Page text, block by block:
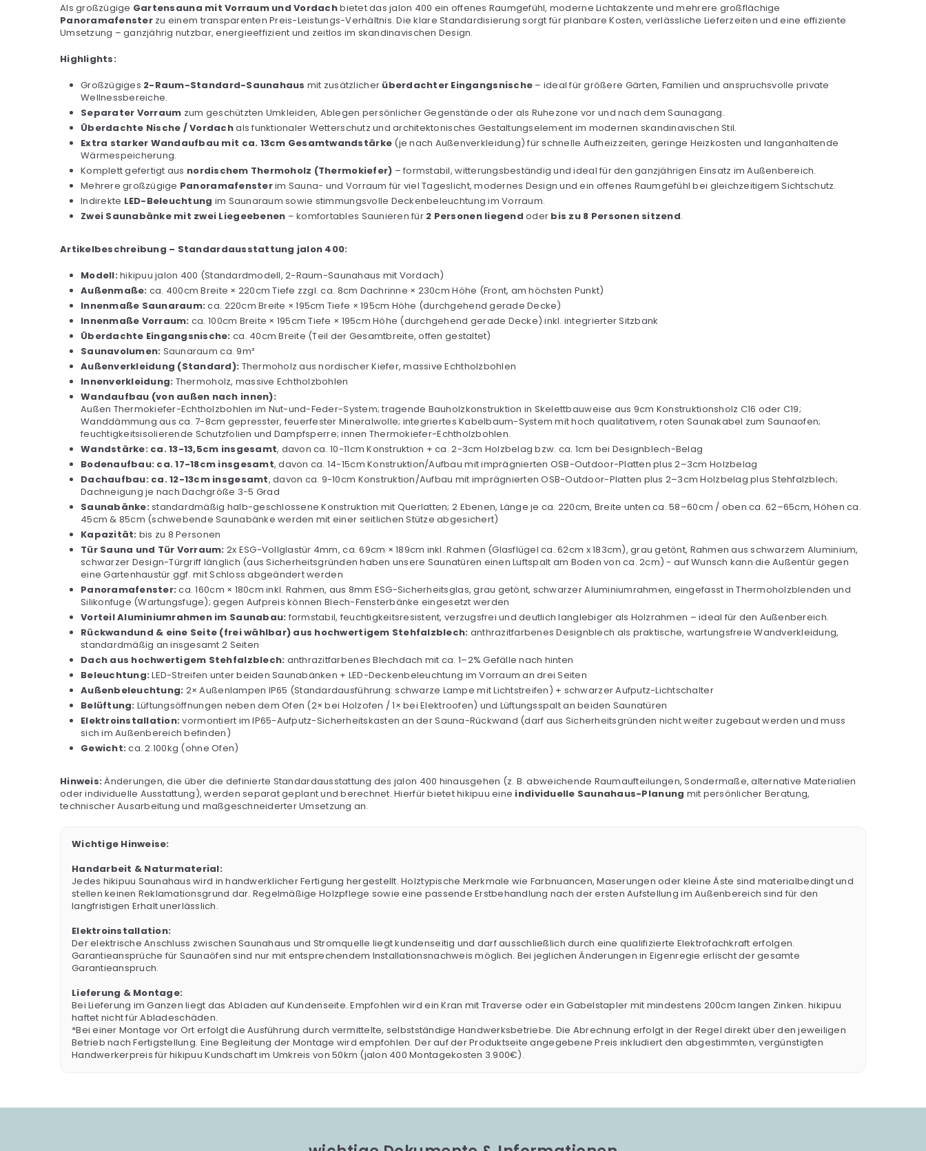
Als großzügige Gartensauna mit Vorraum und Vordachbietet das jalon 400 ein offenes Raumgefühl, moderne Lichtakzente und mehrere großflächige
Panoramafensterzu einem transparenten Preis-Leistungs-Verhältnis. Die klare Standardisierung sorgt für planbare Kosten, verlässliche Lieferzeiten und eine effiziente
Umsetzung – ganzjährig nutzbar, energieeffizient und zeitlos im skandinavischen Design.
Highlights:
Großzügiges 2-Raum-Standard-Saunahaus mit zusätzlicher überdachter Eingangs­nische – ideal für größere Gärten, Familien und anspruchsvolle private
Wellnessbereiche.
Separater Vorraum zum geschützten Umkleiden, Ablegen persönlicher Gegenstände oder als Ruhezone vor und nach dem Saunagang.
Überdachte Nische / Vordachals funktionaler Wetterschutz und architektonisches Gestaltungselement im modernen skandinavischen Stil.
Extra starker Wandaufbau mit ca. 13cm Gesamtwandstärke (je nach Außenverkleidung) für schnelle Aufheizzeiten, geringe Heizkosten und langanhaltende
Wärmespeicherung.
Komplett gefertigt aus nordischem Thermoholz (Thermokiefer) – formstabil, witterungsbeständig und ideal für den ganzjährigen Einsatz im Außenbereich.
Mehrere großzügige Panoramafensterim Sauna- und Vorraum für viel Tageslicht, modernes Design und ein offenes Raumgefühl bei gleichzeitigem Sichtschutz.
Indirekte LED-Beleuchtung im Saunaraum sowie stimmungsvolle Deckenbeleuchtung im Vorraum.
Zwei Saunabänke mit zwei Liegeebenen – komfortables Saunieren für 2 Personen liegend oder bis zu 8 Personen sitzend.
Artikelbeschreibung – Standardausstattung jalon 400:
Modell:hikipuu jalon 400 (Standardmodell, 2-Raum-Saunahaus mit Vordach)
Außenmaße: ca. 400cm Breite × 220cm Tiefe zzgl. ca. 8cm Dachrinne × 230cm Höhe (Front, am höchsten Punkt)
Innenmaße Saunaraum:ca. 220cm Breite × 195cm Tiefe × 195cm Höhe (durchgehend gerade Decke)
Innenmaße Vorraum: ca. 100cm Breite × 195cm Tiefe × 195cm Höhe (durchgehend gerade Decke) inkl. integrierter Sitzbank
Überdachte Eingangs­nische: ca. 40cm Breite (Teil der Gesamtbreite, offen gestaltet)
Saunavolumen: Saunaraum ca. 9m³
Außenverkleidung (Standard): Thermoholz aus nordischer Kiefer, massive Echtholzbohlen
Innenverkleidung: Thermoholz, massive Echtholzbohlen
Wandaufbau (von außen nach innen):
Außen Thermokiefer-Echtholzbohlen im Nut-und-Feder-System; tragende Bauholzkonstruktion in Skelettbauweise aus 9cm Konstruktionsholz C16 oder C19;
Wanddämmung aus ca. 7-8cm gepresster, feuerfester Mineralwolle; integriertes Kabelbaum-System mit hoch qualitativem, roten Saunakabel zum Saunaofen;
feuchtigkeitsisolierende Schutzfolien und Dampfsperre; innen Thermokiefer-Echtholzbohlen.
Wandstärke: ca. 13-13,5cm insgesamt, davon ca. 10-11cm Konstruktion + ca. 2-3cm Holzbelag bzw. ca. 1cm bei Designblech-Belag
Bodenaufbau: ca. 17-18cm insgesamt, davon ca. 14-15cm Konstruktion/Aufbau mit imprägnierten OSB-Outdoor-Platten plus 2–3cm Holzbelag
Dachaufbau: ca. 12-13cm insgesamt, davon ca. 9-10cm Konstruktion/Aufbau mit imprägnierten OSB-Outdoor-Platten plus 2–3cm Holzbelag plus Stehfalzblech;
Dachneigung je nach Dachgröße 3-5 Grad
Saunabänke:standardmäßig halb-geschlossene Konstruktion mit Querlatten; 2 Ebenen, Länge je ca. 220cm, Breite unten ca. 58–60cm / oben ca. 62–65cm, Höhen ca.
45cm & 85cm (schwebende Saunabänke werden mit einer seitlichen Stütze abgesichert)
Kapazität: bis zu 8 Personen
Tür Sauna und Tür Vorraum: 2x ESG-Vollglastür 4mm, ca. 69cm × 189cm inkl. Rahmen (Glasflügel ca. 62cm x 183cm), grau getönt, Rahmen aus schwarzem Aluminium,
schwarzer Design-Türgriff länglich (aus Sicherheitsgründen haben unsere Saunatüren einen Luftspalt am Boden von ca. 2cm) - auf Wunsch kann die Außentür gegen
eine Gartenhaustür ggf. mit Schloss abgeändert werden
Panoramafenster:ca. 160cm × 180cm inkl. Rahmen, aus 8mm ESG-Sicherheitsglas, grau getönt, schwarzer Aluminiumrahmen, eingefasst in Thermoholzblenden und
Silikonfuge (Wartungsfuge); gegen Aufpreis können Blech-Fensterbänke eingesetzt werden
Vorteil Aluminiumrahmen im Saunabau: formstabil, feuchtigkeitsresistent, verzugsfrei und deutlich langlebiger als Holzrahmen – ideal für den Außenbereich.
Rückwandund & eine Seite (frei wählbar) aus hochwertigem Stehfalzblech: anthrazitfarbenes Designblech als praktische, wartungsfreie Wandverkleidung,
standardmäßig an insgesamt 2 Seiten
Dach aus hochwertigem Stehfalzblech: anthrazitfarbenes Blechdach mit ca. 1–2% Gefälle nach hinten
Beleuchtung:LED-Streifen unter beiden Saunabänken + LED-Deckenbeleuchtung im Vorraum an drei Seiten
Außenbeleuchtung: 2× Außenlampen IP65 (Standardausführung: schwarze Lampe mit Lichtstreifen) + schwarzer Aufputz-Lichtschalter
Belüftung: Lüftungsöffnungen neben dem Ofen (2× bei Holzofen / 1× bei Elektroofen) und Lüftungsspalt an beiden Saunatüren
Elektroinstallation:vormontiert im IP65-Aufputz-Sicherheitskasten an der Sauna-Rückwand (darf aus Sicherheitsgründen nicht weiter zugebaut werden und muss
sich im Außenbereich befinden)
Gewicht:ca. 2.100kg (ohne Ofen)
Hinweis:Änderungen, die über die definierte Standardausstattung des jalon 400 hinausgehen (z. B. abweichende Raumaufteilungen, Sondermaße, alternative Materialien
oder individuelle Ausstattung), werden separat geplant und berechnet. Hierfür bietet hikipuu eine individuelle Saunahaus-Planung mit persönlicher Beratung,
technischer Ausarbeitung und maßgeschneiderter Umsetzung an.
Wichtige Hinweise:
Handarbeit & Naturmaterial:
Jedes hikipuu Saunahaus wird in handwerklicher Fertigung hergestellt. Holztypische Merkmale wie Farbnuancen, Maserungen oder kleine Äste sind materialbedingt und
stellen keinen Reklamationsgrund dar. Regelmäßige Holzpflege sowie eine passende Erstbehandlung nach der ersten Aufstellung im Außenbereich sind für den
langfristigen Erhalt unerlässlich.
Elektroinstallation:
Der elektrische Anschluss zwischen Saunahaus und Stromquelle liegt kundenseitig und darf ausschließlich durch eine qualifizierte Elektrofachkraft erfolgen.
Garantieansprüche für Saunaöfen sind nur mit entsprechendem Installationsnachweis möglich. Bei jeglichen Änderungen in Eigenregie erlischt der gesamte
Garantieanspruch.
Lieferung & Montage:
Bei Lieferung im Ganzen liegt das Abladen auf Kundenseite. Empfohlen wird ein Kran mit Traverse oder ein Gabelstapler mit mindestens 200cm langen Zinken. hikipuu
haftet nicht für Abladeschäden.
*Bei einer Montage vor Ort erfolgt die Ausführung durch vermittelte, selbstständige Handwerksbetriebe. Die Abrechnung erfolgt in der Regel direkt über den jeweiligen
Betrieb nach Fertigstellung. Eine Begleitung der Montage wird empfohlen. Der auf der Produktseite angegebene Preis inkludiert den abgestimmten, vergünstigten
Handwerkerpreis für hikipuu Kundschaft im Umkreis von 50km (jalon 400 Montagekosten 3.900€).